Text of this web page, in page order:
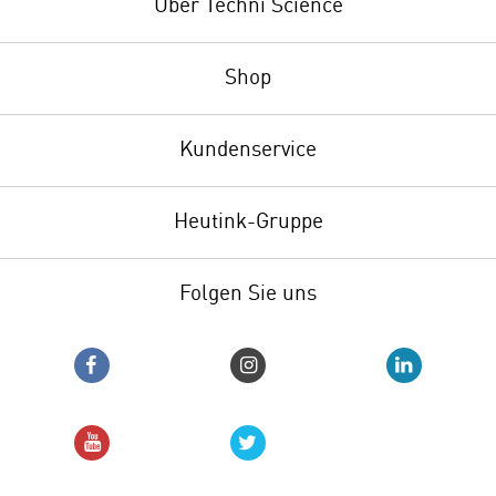
Shop
Kundenservice
Heutink-Gruppe
Folgen Sie uns